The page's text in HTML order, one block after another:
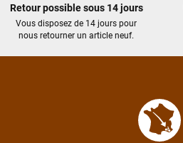
Retour possible sous 14 jours
Vous disposez de 14 jours pour
nous retourner un article neuf.